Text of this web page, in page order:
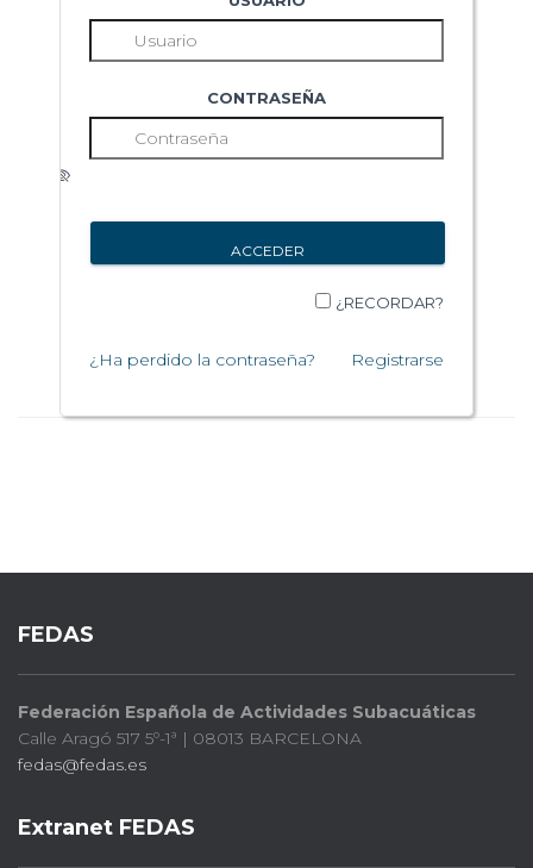
CONTRASEÑA
¿RECORDAR?
¿Ha perdido la contraseña? Registrarse
FEDAS
Federación Española de Actividades Subacuáticas
Calle Aragó 517 5º-1ª | 08013 BARCELONA
fedas@fedas.es
Extranet FEDAS